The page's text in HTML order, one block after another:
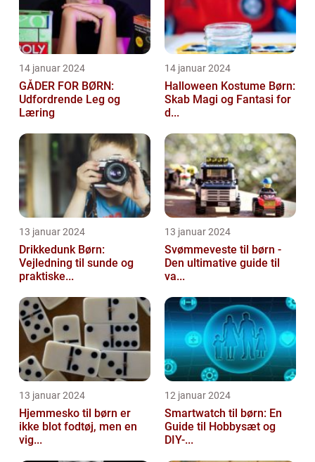
14 januar 2024
GÅDER FOR BØRN:
Udfordrende Leg og
Læring
14 januar 2024
Halloween Kostume Børn:
Skab Magi og Fantasi for
d...
13 januar 2024
Drikkedunk Børn:
Vejledning til sunde og
praktiske...
13 januar 2024
Svømmeveste til børn -
Den ultimative guide til
va...
13 januar 2024
Hjemmesko til børn er
ikke blot fodtøj, men en
vig...
12 januar 2024
Smartwatch til børn: En
Guide til Hobbysæt og
DIY-...